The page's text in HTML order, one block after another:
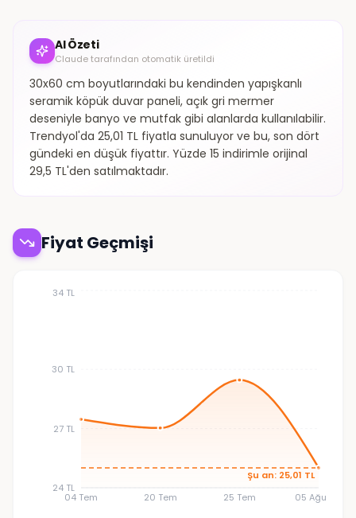
AI Özeti
Claude tarafından otomatik üretildi
30x60 cm boyutlarındaki bu kendinden yapışkanlı
seramik köpük duvar paneli, açık gri mermer
deseniyle banyo ve mutfak gibi alanlarda kullanılabilir.
Trendyol'da 25,01 TL fiyatla sunuluyor ve bu, son dört
gündeki en düşük fiyattır. Yüzde 15 indirimle orijinal
29,5 TL'den satılmaktadır.
Fiyat Geçmişi
04 Tem 20 Tem 25 Tem 05 Ağu
24 TL
27 TL
30 TL
34 TL
Şu an: 25,01 TL